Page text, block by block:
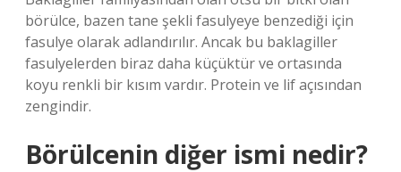
börülce, bazen tane şekli fasulyeye benzediği için
fasulye olarak adlandırılır. Ancak bu baklagiller
fasulyelerden biraz daha küçüktür ve ortasında
koyu renkli bir kısım vardır. Protein ve lif açısından
zengindir.
Börülcenin diğer ismi nedir?